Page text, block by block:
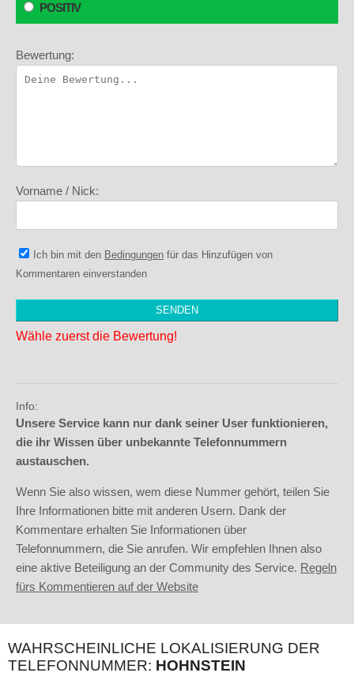
POSITIV
Bewertung:
Vorname / Nick:
Ich bin mit den Bedingungen für das Hinzufügen von
Kommentaren einverstanden
Wähle zuerst die Bewertung!
Info:
Unsere Service kann nur dank seiner User funktionieren,
die ihr Wissen über unbekannte Telefonnummern
austauschen.
Wenn Sie also wissen, wem diese Nummer gehört, teilen Sie
Ihre Informationen bitte mit anderen Usern. Dank der
Kommentare erhalten Sie Informationen über
Telefonnummern, die Sie anrufen. Wir empfehlen Ihnen also
eine aktive Beteiligung an der Community des Service. Regeln
fürs Kommentieren auf der Website
WAHRSCHEINLICHE LOKALISIERUNG DER
TELEFONNUMMER: HOHNSTEIN